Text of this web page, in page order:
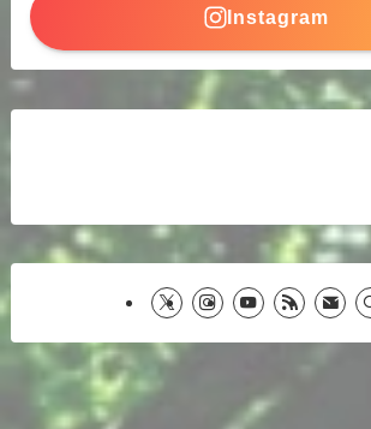
Instagram